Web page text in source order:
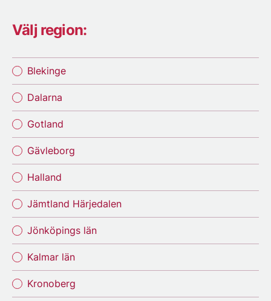
Välj region:
Blekinge
Dalarna
Gotland
Gävleborg
Halland
Jämtland Härjedalen
Jönköpings län
Kalmar län
Kronoberg